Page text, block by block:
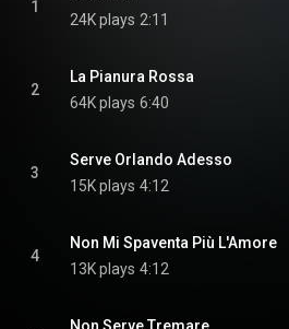
1
24K plays 2:11
2
La Pianura Rossa
64K plays 6:40
3
Serve Orlando Adesso
15K plays 4:12
4
Non Mi Spaventa Più L'Amore
13K plays 4:12